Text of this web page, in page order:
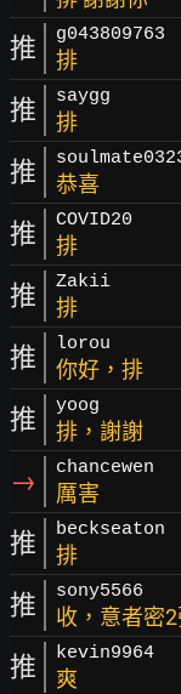
推 g043809763
排
推 saygg
排
推 恭喜
推 COVID20
排
推 Zakii
排
推 lorou
你好，排
推 yoog
排，謝謝
→ chancewen
厲害
推 beckseaton
排
推 sony5566
收，意者密2
推 kevin9964
爽